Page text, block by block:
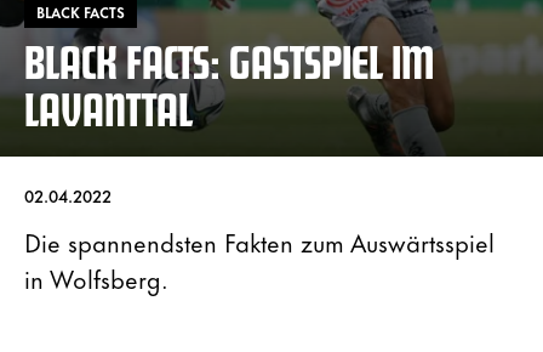
BLACK FACTS
BLACK FACTS: GASTSPIEL IM
LAVANTTAL
02.04.2022
Die spannendsten Fakten zum Auswärtsspiel
in Wolfsberg.